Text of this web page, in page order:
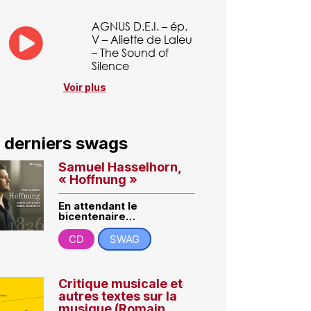
AGNUS D.E.I. – ép.
V – Aliette de Laleu
– The Sound of
Silence
Voir plus
derniers swags
Samuel Hasselhorn,
« Hoffnung »
En attendant le
bicentenaire…
CD
SWAG
Critique musicale et
autres textes sur la